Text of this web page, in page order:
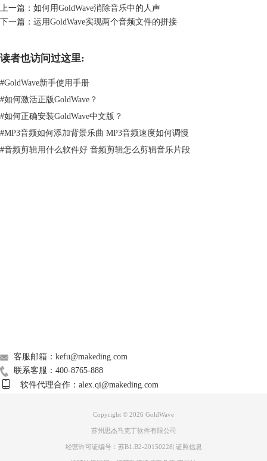
图2：设置开始标记处
设置完成标记
再次通过试听的方式定位到音乐高潮的结束位置，即这首歌在1分20秒的
图3：设置完成标记
修剪和复制粘贴
要保留我们所选区域、删除未选区域，只需要在GoldWave菜单栏上点
上一篇： 如何用GoldWave消除音乐中的人声
下一篇： 运用GoldWave实现两个音频文件的拼接
读者也访问过这里:
#GoldWave新手使用手册
#如何激活正版GoldWave？
#如何正确安装GoldWave中文版？
#MP3音频如何添加背景乐曲 MP3音频速度如何调慢
#音频剪辑用什么软件好 音频剪辑怎么剪辑音乐片段
客服邮箱：kefu@makeding.com
联系客服：400-8765-888
软件代理合作：alex.qi@makeding.com
Copyright © 2026 GoldWave
苏州思杰马克丁软件有限公司
经营许可证编号：苏B1.B2-20150228| 证照信息